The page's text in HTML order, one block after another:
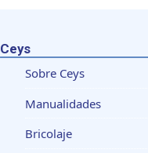
Ceys
Sobre Ceys
Manualidades
Bricolaje